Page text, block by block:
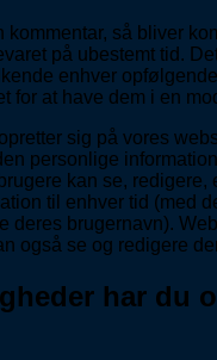
kommentar, så bliver
på ubestemt tid.
enhver
for at have dem i en
sig på vores
personlige
kan se, redigere,
til enhver tid (med
deres brugernavn).
også se og redigere
har du